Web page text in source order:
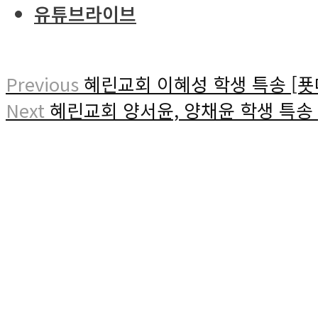
유튜브라이브
Previous 혜린교회 이혜성 학생 특송 [
Next 혜린교회 양서윤, 양채윤 학생 특